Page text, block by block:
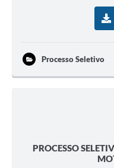
Processo Seletivo
PROCESSO